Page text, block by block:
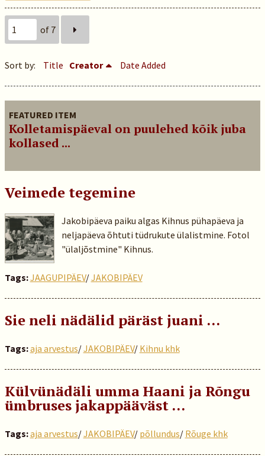
of 7
Sort by: Title Creator Date Added
FEATURED ITEM
Kolletamispäeval on puulehed kõik juba
kollased ...
Veimede tegemine
Jakobipäeva paiku algas Kihnus pühapäeva ja
neljapäeva õhtuti tüdrukute ülalistmine. Fotol
"ülaljõstmine" Kihnus.
Tags:JAAGUPIPÄEV/JAKOBIPÄEV
Sie neli nädälid päräst juani ...
Tags:aja arvestus/JAKOBIPÄEV/ Kihnu khk
Külvünädäli umma Haani ja Rõngu
ümbruses jakappääväst …
Tags:aja arvestus/JAKOBIPÄEV/ põllundus/ Rõuge khk